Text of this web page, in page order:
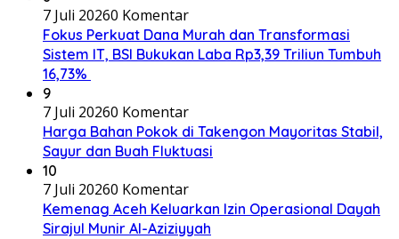
7 Juli 20260 Komentar
Fokus Perkuat Dana Murah dan Transformasi
Sistem IT, BSI Bukukan Laba Rp3,39 Triliun Tumbuh
16,73%
9
7 Juli 20260 Komentar
Harga Bahan Pokok di Takengon Mayoritas Stabil,
Sayur dan Buah Fluktuasi
10
7 Juli 20260 Komentar
Kemenag Aceh Keluarkan Izin Operasional Dayah
Sirajul Munir Al-Aziziyyah